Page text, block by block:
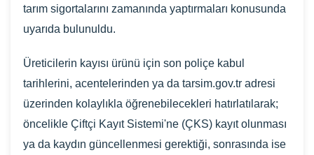
tarım sigortalarını zamanında yaptırmaları konusunda
uyarıda bulunuldu.
Üreticilerin kayısı ürünü için son poliçe kabul
tarihlerini, acentelerinden ya da tarsim.gov.tr adresi
üzerinden kolaylıkla öğrenebilecekleri hatırlatılarak;
öncelikle Çiftçi Kayıt Sistemi'ne (ÇKS) kayıt olunması
ya da kaydın güncellenmesi gerektiği, sonrasında ise